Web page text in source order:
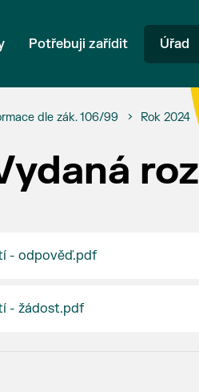
Potřebuji zařídit Úřad
dle zák. 106/99 Rok 2024
- odpověď.pdf
- žádost.pdf